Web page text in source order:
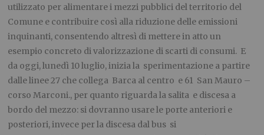
utilizzato per alimentare i mezzi pubblici del territorio del
Comune e contribuire così alla riduzione delle emissioni
inquinanti, consentendo altresì di mettere in atto un
esempio concreto di valorizzazione di scarti di consumi. E
da oggi, lunedì 10 luglio, inizia la sperimentazione a partire
dalle linee 27 che collega Barca al centro e 61 San Mauro –
corso Marconi., per quanto riguarda la salita e discesa a
bordo del mezzo: si dovranno usare le porte anteriori e
posteriori, invece per la discesa dal bus si